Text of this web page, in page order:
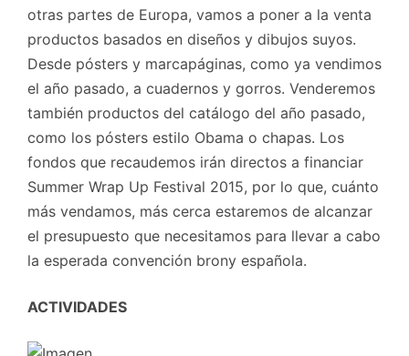
otras partes de Europa, vamos a poner a la venta
productos basados en diseños y dibujos suyos.
Desde pósters y marcapáginas, como ya vendimos
el año pasado, a cuadernos y gorros. Venderemos
también productos del catálogo del año pasado,
como los pósters estilo Obama o chapas. Los
fondos que recaudemos irán directos a financiar
Summer Wrap Up Festival 2015, por lo que, cuánto
más vendamos, más cerca estaremos de alcanzar
el presupuesto que necesitamos para llevar a cabo
la esperada convención brony española.
ACTIVIDADES